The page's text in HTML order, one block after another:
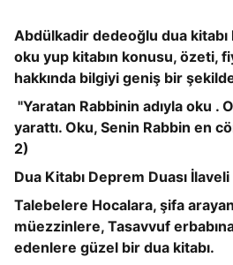
Abdülkadir dedeoğlu dua kitabı
oku yup kitabın konusu, özeti,
hakkında bilgiyi geniş bir
"Yaratan Rabbinin adıyla oku .
yarattı. Oku, Senin Rabbin en
2)
Dua Kitabı Deprem Duası İlaveli
Talebelere Hocalara, şifa
müezzinlere, Tasavvuf
edenlere güzel bir dua kitabı.